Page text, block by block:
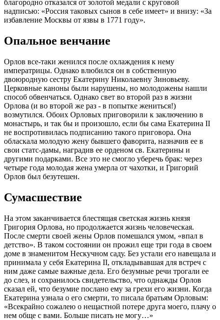
благородно отказался от золотой медали с круговой
надписью: «Россия таковых сынов в себе имеет» и внизу: «За
избавление Москвы от язвы в 1771 году».
Опальное венчание
Орлов все-таки женился после охлаждения к нему
императрицы. Однако влюбился он в собственную
двоюродную сестру Екатерину Николаевну Зиновьеву.
Церковные каноны были нарушены, но молодожены нашли
способ обвенчаться. Однако свет во второй раз в жизни
Орлова (и во второй же раз - в попытке жениться!)
возмутился. Обоих Орловых приговорили к заключению в
монастырь, и так бы и произошло, если бы сама Екатерина ІІ
не воспротивилась подписанию такого приговора. Она
обласкала молодую жену бывшего фаворита, назначив ее в
свои статс-дамы, наградив ее орденом св. Екатерины и
другими подарками. Все это не смогло уберечь брак: через
четыре года молодая жена умерла от чахотки, и Григорий
Орлов был безутешен.
Сумасшествие
На этом заканчивается блестящая светская жизнь князя
Григория Орлова, но продолжается жизнь человеческая.
После смерти своей жены Орлов помешался умом, «впал в
детство». В таком состоянии он прожил еще три года в своем
доме в знаменитом Нескучном саду. Без устали его навещала и
принимала у себя Екатерина ІІ, откладывавшая для встреч с
ним даже самые важные дела. Его безумные речи трогали ее
до слез, и сохранилось свидетельство, что однажды Орлов
сказал ей, что безумие послано ему за грехи его жизни. Когда
Екатерина узнала о его смерти, то писала братьям Орловым:
«Всекрайно сожалею о нещастной потере друга моего, плачу о
нем обще с вами. Больше писать не могу…»